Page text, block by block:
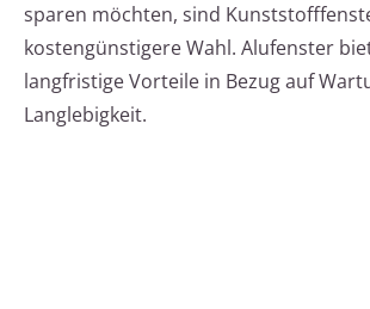
sparen möchten, sind
kostengünstigere Wahl. Alufenster
langfristige Vorteile in Bezug auf
Langlebigkeit.